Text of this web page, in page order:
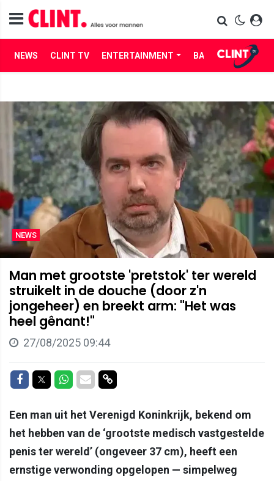
NEWS CLINT TV ENTERTAINMENT BABES LIFE
NEWS
Man met grootste 'pretstok' ter wereld
struikelt in de douche (door z'n
jongeheer) en breekt arm: "Het was
heel gênant!"
27/08/2025 09:44
Delen op Facebook
Delen op Twitter
Delen op Whatsapp
Delen via Mail
Delen via link
Een man uit het Verenigd Koninkrijk, bekend om
het hebben van de ‘grootste medisch vastgestelde
penis ter wereld’ (ongeveer 37 cm), heeft een
ernstige verwonding opgelopen — simpelweg